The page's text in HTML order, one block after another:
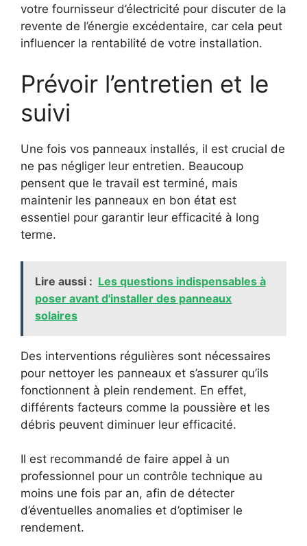
votre fournisseur d’électricité pour discuter de la
revente de l’énergie excédentaire, car cela peut
influencer la rentabilité de votre installation.
Prévoir l’entretien et le
suivi
Une fois vos panneaux installés, il est crucial de
ne pas négliger leur entretien. Beaucoup
pensent que le travail est terminé, mais
maintenir les panneaux en bon état est
essentiel pour garantir leur efficacité à long
terme.
Lire aussi : Les questions indispensables à
poser avant d'installer des panneaux
solaires
Des interventions régulières sont nécessaires
pour nettoyer les panneaux et s’assurer qu’ils
fonctionnent à plein rendement. En effet,
différents facteurs comme la poussière et les
débris peuvent diminuer leur efficacité.
Il est recommandé de faire appel à un
professionnel pour un contrôle technique au
moins une fois par an, afin de détecter
d’éventuelles anomalies et d’optimiser le
rendement.